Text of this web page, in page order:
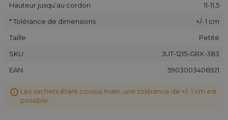
Hauteur jusqu’au cordon
11-11,5
* Tolérance de dimensions
+/- 1 cm
Taille
Petite
SKU
JUT-1215-GRX-383
EAN
5903003406921
Les sachets étant cousus main, une tolérance de +/- 1 cm est
possible.